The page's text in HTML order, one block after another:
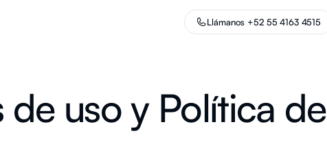
Llámanos +52 55 4163 4515
uso y Política de